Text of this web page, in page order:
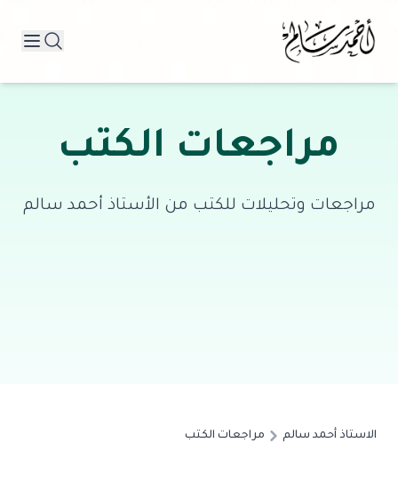
مراجعات الكتب
مراجعات وتحليلات للكتب من الأستاذ أحمد سالم
الاستاذ أحمد سالم مراجعات الكتب